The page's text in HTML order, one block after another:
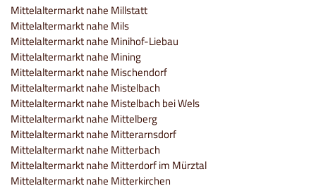
Mittelaltermarkt nahe Millstatt
Mittelaltermarkt nahe Mils
Mittelaltermarkt nahe Minihof-Liebau
Mittelaltermarkt nahe Mining
Mittelaltermarkt nahe Mischendorf
Mittelaltermarkt nahe Mistelbach
Mittelaltermarkt nahe Mistelbach bei Wels
Mittelaltermarkt nahe Mittelberg
Mittelaltermarkt nahe Mitterarnsdorf
Mittelaltermarkt nahe Mitterbach
Mittelaltermarkt nahe Mitterdorf im Mürztal
Mittelaltermarkt nahe Mitterkirchen